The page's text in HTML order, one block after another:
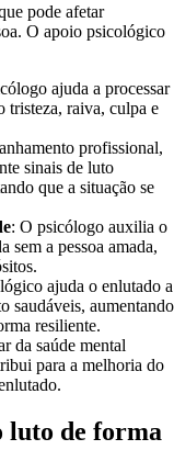
pode afetar
O apoio psicológico
ajuda a processar
tristeza, raiva, culpa e
profissional,
sinais de luto
que a situação se
: O psicólogo auxilia o
sem a pessoa amada,
ajuda o enlutado a
saudáveis, aumentando
resiliente.
da saúde mental
para a melhoria do
luto de forma